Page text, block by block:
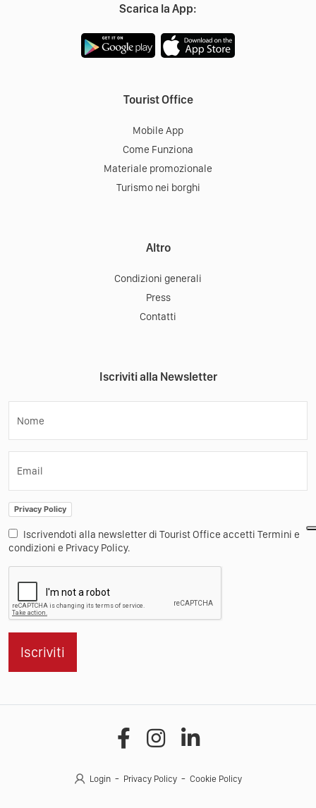
Scarica la App:
Tourist Office
Mobile App
Come Funziona
Materiale promozionale
Turismo nei borghi
Altro
Condizioni generali
Press
Contatti
Iscriviti alla Newsletter
Nome
Email
Privacy Policy
Iscrivendoti alla newsletter di Tourist Office accetti Termini e
condizioni e Privacy Policy.
Iscriviti
Login Privacy Policy Cookie Policy